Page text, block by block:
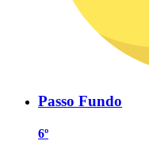
Passo Fundo
6º